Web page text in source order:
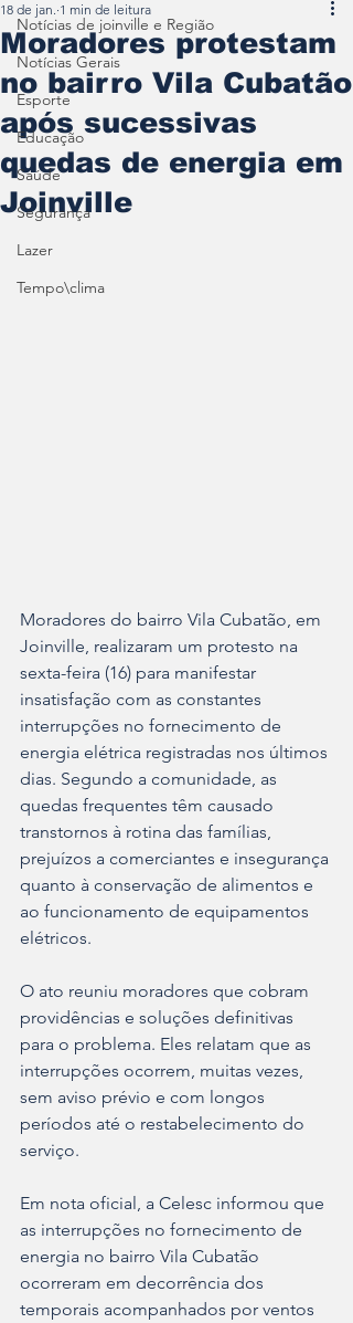
Notícias de joinville e Região
Notícias Gerais
Esporte
Educação
Saúde
Segurança
Lazer
Tempo\clima
Moradores protestam
no bairro Vila Cubatão
após sucessivas
quedas de energia em
Joinville
18 de jan. 1 min de leitura
Moradores do bairro Vila Cubatão, em
Joinville, realizaram um protesto na
sexta-feira (16) para manifestar
insatisfação com as constantes
interrupções no fornecimento de
energia elétrica registradas nos últimos
dias. Segundo a comunidade, as
quedas frequentes têm causado
transtornos à rotina das famílias,
prejuízos a comerciantes e insegurança
quanto à conservação de alimentos e
ao funcionamento de equipamentos
elétricos.
O ato reuniu moradores que cobram
providências e soluções definitivas
para o problema. Eles relatam que as
interrupções ocorrem, muitas vezes,
sem aviso prévio e com longos
períodos até o restabelecimento do
serviço.
Em nota oficial, a Celesc informou que
as interrupções no fornecimento de
energia no bairro Vila Cubatão
ocorreram em decorrência dos
temporais acompanhados por ventos